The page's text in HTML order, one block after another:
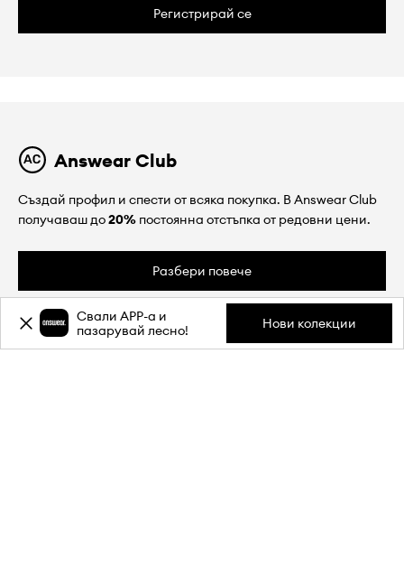
Регистрирай се
Answear Club
Създай профил и спести от всяка покупка. В Answear Club
получаваш до20% постоянна отстъпка от редовни цени.
Разбери повече
Свали APP-a и
пазарувай лесно!
Нови колекции